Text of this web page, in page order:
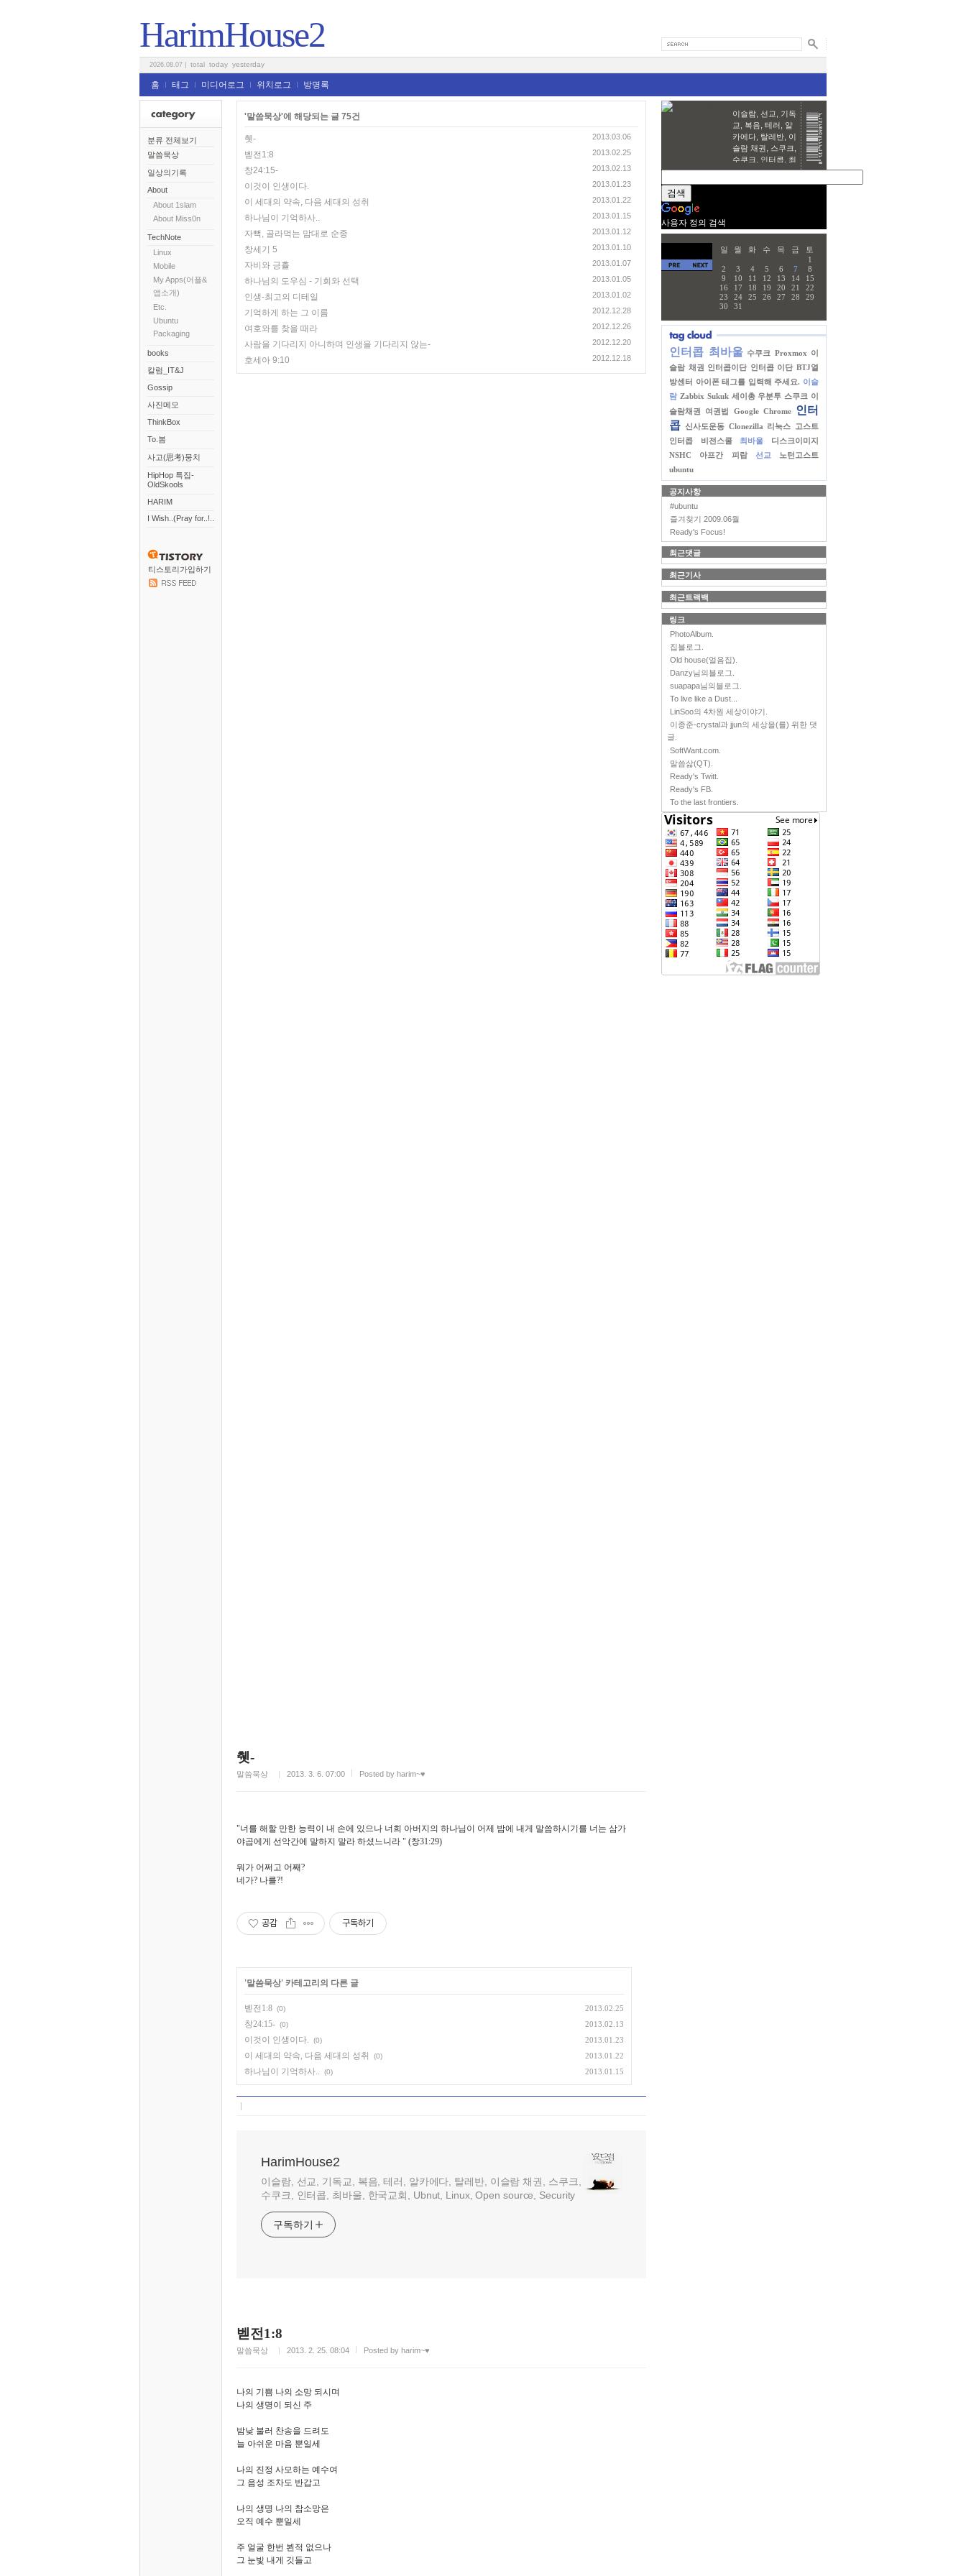
HarimHouse2
2026.08.07 total today yesterday
홈 태그 미디어로그 위치로그 방명록
분류 전체보기
말씀묵상
일상의기록
About
About 1slam
About Miss0n
TechNote
Linux
Mobile
My Apps(어플&
앱소개)
Etc.
Ubuntu
Packaging
books
칼럼_IT&J
Gossip
사진메모
ThinkBox
To.봄
사고(思考)뭉치
HipHop 특집-
OldSkools
HARIM
I Wish..(Pray for..!..
티스토리가입하기
'말씀묵상'에 해당되는 글 75건
2013.03.06
췟-
2013.02.25
벧전1:8
2013.02.13
창24:15-
2013.01.23
이것이 인생이다.
2013.01.22
이 세대의 약속, 다음 세대의 성취
2013.01.15
하나님이 기억하사..
2013.01.12
자뻑, 골라먹는 맘대로 순종
2013.01.10
창세기 5
2013.01.07
자비와 긍휼
2013.01.05
하나님의 도우심 - 기회와 선택
2013.01.02
인생-최고의 디테일
2012.12.28
기억하게 하는 그 이름
2012.12.26
여호와를 찾을 때라
2012.12.20
사람을 기다리지 아니하며 인생을 기다리지 않는-
2012.12.18
호세아 9:10
췟-
말씀묵상 2013. 3. 6. 07:00 Posted by harim~♥
"너를 해할 만한 능력이 내 손에 있으나 너희 아버지의 하나님이 어제 밤에 내게 말씀하시기를 너는 삼가
야곱에게 선악간에 말하지 말라 하셨느니라 " (창31:29)
뭐가 어쩌고 어째?
네가? 나를?!
공감 구독하기
'말씀묵상' 카테고리의 다른 글
벧전1:8 (0) 2013.02.25
창24:15- (0) 2013.02.13
이것이 인생이다. (0) 2013.01.23
이 세대의 약속, 다음 세대의 성취 (0) 2013.01.22
하나님이 기억하사.. (0) 2013.01.15
HarimHouse2
이슬람, 선교, 기독교, 복음, 테러, 알카에다, 탈레반, 이슬람 채권, 스쿠크,
수쿠크, 인터콥, 최바울, 한국교회, Ubnut, Linux, Open source, Security
구독하기
벧전1:8
말씀묵상 2013. 2. 25. 08:04 Posted by harim~♥
나의 기쁨 나의 소망 되시며
나의 생명이 되신 주
밤낮 불러 찬송을 드려도
늘 아쉬운 마음 뿐일세
나의 진정 사모하는 예수여
그 음성 조차도 반갑고
나의 생명 나의 참소망은
오직 예수 뿐일세
주 얼굴 한번 뵌적 없으나
그 눈빛 내게 깃들고
이슬람, 선교, 기독
교, 복음, 테러, 알
카에다, 탈레반, 이
슬람 채권, 스쿠크,
수쿠크, 인터콥, 최
바울, 한국교회,
Ubnut, Linux,
사용자 정의 검색
일 월 화 수 목 금
토
1
2
3 4 5 6 7
8
9
10 11 12 13 14
15
16
17 18 19 20 21
22
23
24 25 26 27 28
29
30
31
인터콥 최바울 수쿠크 Proxmox 이
슬람 채권 인터콥이단 인터콥 이단 BTJ열
방센터 아이폰 태그를 입력해 주세요. 이슬
람 Zabbix Sukuk 세이총 우분투 스쿠크 이
슬람채권
여권법 Google Chrome
인터
콥 신사도운동 Clonezilla 리눅스 고스트
인터콥 비전스쿨
최바울
디스크이미지
NSHC
아프간 피랍 선교
노턴고스트
ubuntu
공지사항
#ubuntu
즐겨찾기 2009.06월
Ready's Focus!
최근댓글
최근기사
최근트랙백
링크
PhotoAlbum.
집블로그.
Old house(얼음집).
Danzy님의블로그.
suapapa님의블로그.
To live like a Dust...
LinSoo의 4차원 세상이야기.
이종준-crystal과 jjun의 세상을(를) 위한 댓
글.
SoftWant.com.
말씀삶(QT).
Ready's Twitt.
Ready's FB.
To the last frontiers.